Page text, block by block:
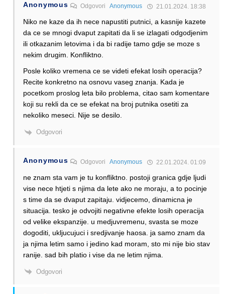
Anonymous OdgovoriAnonymous 21.01.2024. 18:38
Niko ne kaze da ih nece napustiti putnici, a kasnije kazete
da ce se mnogi dvaput zapitati da li se izlagati odgodjenim
ili otkazanim letovima i da bi radije tamo gdje se moze s
nekim drugim. Konfliktno.
Posle koliko vremena ce se videti efekat losih operacija?
Recite konkretno na osnovu vaseg znanja. Kada je
pocetkom proslog leta bilo problema, citao sam komentare
koji su rekli da ce se efekat na broj putnika osetiti za
nekoliko meseci. Nije se desilo.
Odgovori
Anonymous OdgovoriAnonymous 22.01.2024. 01:09
ne znam sta vam je tu konfliktno. postoji granica gdje ljudi
vise nece htjeti s njima da lete ako ne moraju, a to pocinje
s time da se dvaput zapitaju. vidjecemo, dinamicna je
situacija. tesko je odvojiti negativne efekte losih operacija
od velike ekspanzije. u medjuvremenu, svasta se moze
dogoditi, ukljucujuci i sredjivanje haosa. ja samo znam da
ja njima letim samo i jedino kad moram, sto mi nije bio stav
ranije. sad bih platio i vise da ne letim njima.
Odgovori